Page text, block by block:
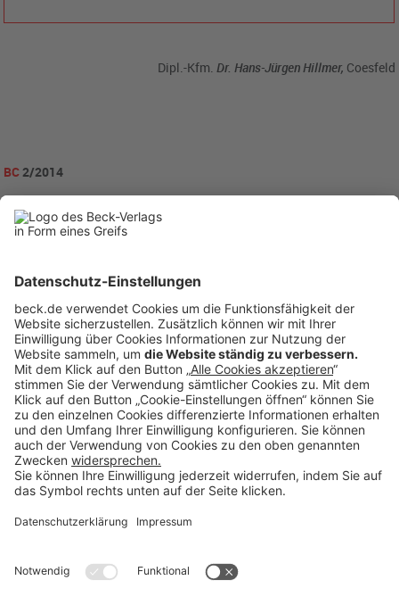
Dipl.-Kfm. Dr. Hans-Jürgen Hillmer, Coesfeld
BC 2/2014
becklink354518
Anzeigen